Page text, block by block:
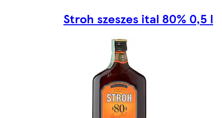
Stroh szeszes ital 80% 0,5 l